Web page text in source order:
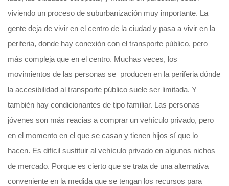
viviendo un proceso de suburbanización muy importante. La
gente deja de vivir en el centro de la ciudad y pasa a vivir en la
periferia, donde hay conexión con el transporte público, pero
más compleja que en el centro. Muchas veces, los
movimientos de las personas se producen en la periferia dónde
la accesibilidad al transporte público suele ser limitada. Y
también hay condicionantes de tipo familiar. Las personas
jóvenes son más reacias a comprar un vehículo privado, pero
en el momento en el que se casan y tienen hijos sí que lo
hacen. Es difícil sustituir al vehículo privado en algunos nichos
de mercado. Porque es cierto que se trata de una alternativa
conveniente en la medida que se tengan los recursos para